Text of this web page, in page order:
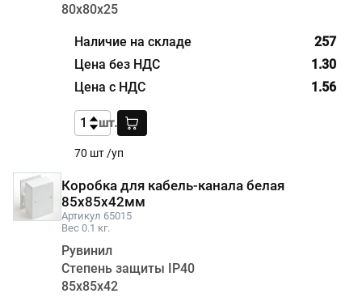
80х80х25
257
70 шт /уп
1.30
1.56
шт.
Коробка для кабель-канала белая
85х85х42мм
Артикул 65015
Вес 0.1 кг.
Рувинил
Степень защиты IP40
85х85х42